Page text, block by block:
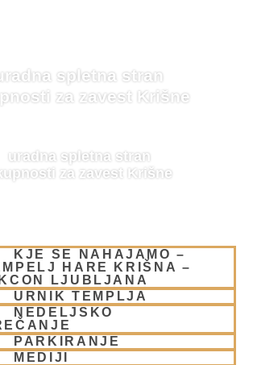
spletna stran
za zavest Krišne
uradna spletna stran
za zavest Krišne
KJE SE NAHAJAMO –
HARE KRIŠNA –
LJUBLJANA
URNIK TEMPLJA
NEDELJSKO
PARKIRANJE
MEDIJI